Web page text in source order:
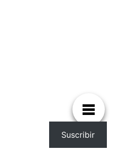
Suscribir